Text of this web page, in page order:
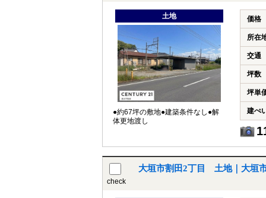
土地
●約67坪の敷地●建築条件なし●解
体更地渡し
価格
所在
交通
坪数
坪単
建ぺ
check
大垣市割田2丁目 土地｜大垣